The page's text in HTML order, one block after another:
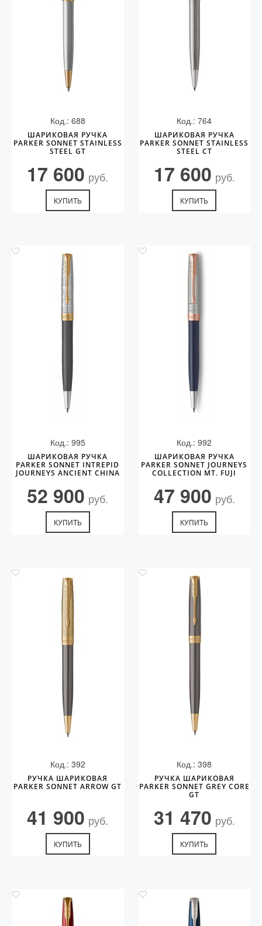
Код.: 688
ШАРИКОВАЯ РУЧКА
PARKER SONNET STAINLESS
STEEL GT
17 600 руб.
КУПИТЬ
Код.: 764
ШАРИКОВАЯ РУЧКА
PARKER SONNET STAINLESS
STEEL CT
17 600 руб.
КУПИТЬ
Код.: 995
ШАРИКОВАЯ РУЧКА
PARKER SONNET INTREPID
JOURNEYS ANCIENT CHINA
52 900 руб.
КУПИТЬ
Код.: 992
ШАРИКОВАЯ РУЧКА
PARKER SONNET JOURNEYS
COLLECTION MT. FUJI
47 900 руб.
КУПИТЬ
Код.: 392
РУЧКА ШАРИКОВАЯ
PARKER SONNET ARROW GT
41 900 руб.
КУПИТЬ
Код.: 398
РУЧКА ШАРИКОВАЯ
PARKER SONNET GREY CORE
GT
31 470 руб.
КУПИТЬ